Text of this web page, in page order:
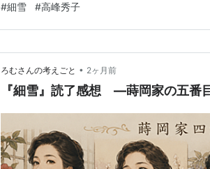
嫌でしょうがなかったけど高峰秀子の妙子がと
った。 三女の雪子の…
#細雪 #高峰秀子
ろむさんの考えごと • 2ヶ月前
『細雪』読了感想 ―蒔岡家の五番